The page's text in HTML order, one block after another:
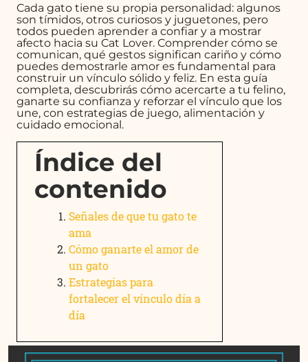
Cada gato tiene su propia personalidad: algunos
son tímidos, otros curiosos y juguetones, pero
todos pueden aprender a confiar y a mostrar
afecto hacia su Cat Lover. Comprender cómo se
comunican, qué gestos significan cariño y cómo
puedes demostrarle amor es fundamental para
construir un vínculo sólido y feliz. En esta guía
completa, descubrirás cómo acercarte a tu felino,
ganarte su confianza y reforzar el vínculo que los
une, con estrategias de juego, alimentación y
cuidado emocional.
Índice del
contenido
Señales de que tu gato te
ama
Cómo ganarte el amor de
un gato
Estrategias para
fortalecer el vínculo día a
día